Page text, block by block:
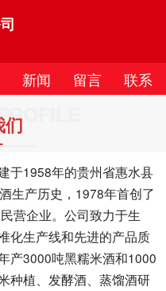
新闻 留言 联系
们
于1958年的贵州省惠水县
生产历史，1978年首创了
营企业。公司致力于生
化生产线和先进的产品质
产3000吨黑糯米酒和1000
种植、发酵酒、蒸馏酒研